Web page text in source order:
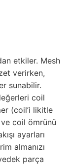
etkiler. Mesh
verirken,
sunabilir.
coil
(coil’i likitle
coil ömrünü
ayarları
almanızı
parça